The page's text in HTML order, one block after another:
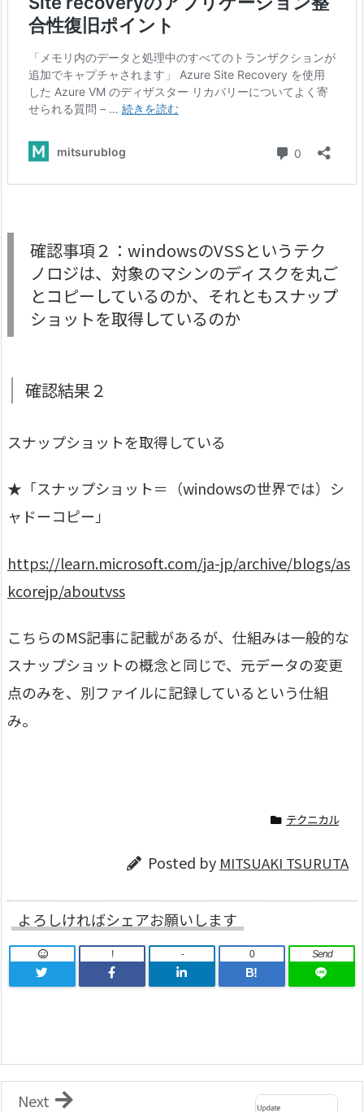
確認事項２：windowsのVSSというテク
ノロジは、対象のマシンのディスクを丸ご
とコピーしているのか、それともスナップ
ショットを取得しているのか
確認結果２
スナップショットを取得している
★「スナップショット＝（windowsの世界では）シ
ャドーコピー」
https://learn.microsoft.com/ja-jp/archive/blogs/as
kcorejp/aboutvss
こちらのMS記事に記載があるが、仕組みは一般的な
スナップショットの概念と同じで、元データの変更
点のみを、別ファイルに記録しているという仕組
み。
テクニカル
Posted by MITSUAKI TSURUTA
よろしければシェアお願いします
! -
B!
0 Send
Next